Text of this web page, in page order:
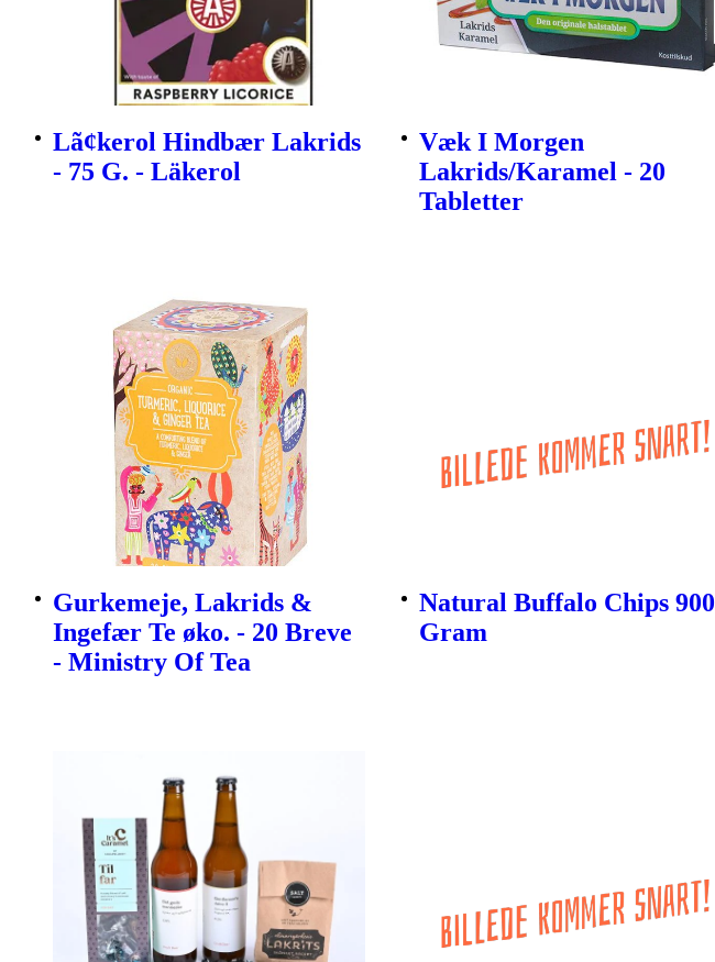
Lã¢kerol Hindbær Lakrids
- 75 G. - Läkerol
Væk I Morgen
Lakrids/Karamel - 20
Tabletter
Gurkemeje, Lakrids &
Ingefær Te øko. - 20 Breve
- Ministry Of Tea
Natural Buffalo Chips 900
Gram